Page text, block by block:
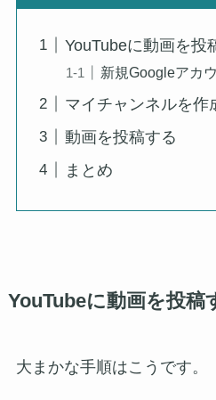
YouTubeに動画を投
新規Googleアカ
マイチャンネルを作
動画を投稿する
まとめ
YouTubeに動画を投稿
大まかな手順はこうです。